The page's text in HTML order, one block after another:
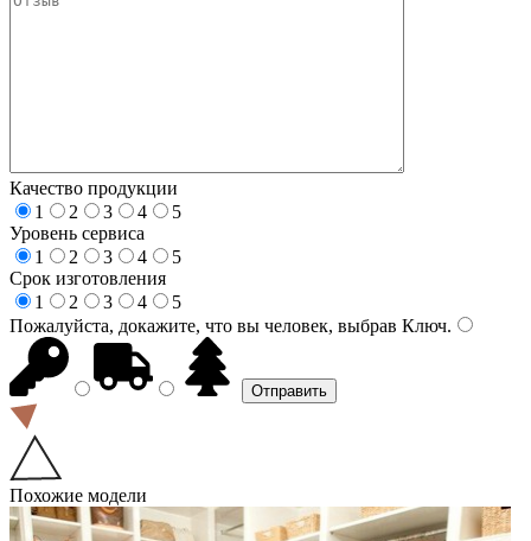
Качество продукции
1
2 3 4
5
Уровень сервиса
1
2 3 4
5
Срок изготовления
1
2 3 4
5
Пожалуйста, докажите, что вы человек, выбрав Ключ.
Похожие модели